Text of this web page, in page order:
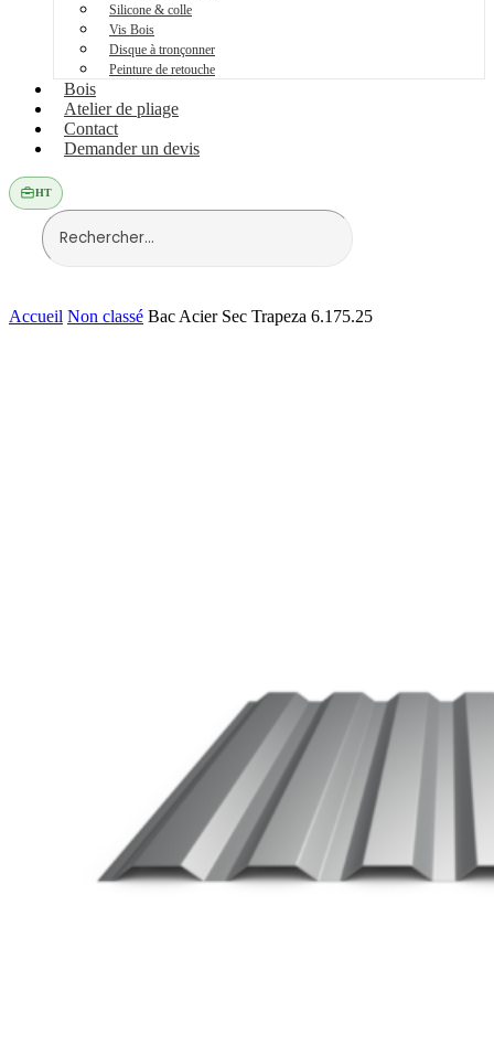
Silicone & colle
Vis Bois
Disque à tronçonner
Peinture de retouche
Bois
Atelier de pliage
Contact
Demander un devis
HT
Accueil Non classé Bac Acier Sec Trapeza 6.175.25